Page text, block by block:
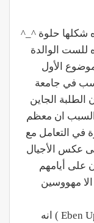
شكلها حلوة ^_^
للست الوالدة
الأول
الحاسب في جامعة
الجاين
ان معظم
التعامل مع
عكس الأجيال
على أيامهم
مهووسين
ومن هنا بدأ يفكر بروفيسير اسمه (Eben Upton ) انه